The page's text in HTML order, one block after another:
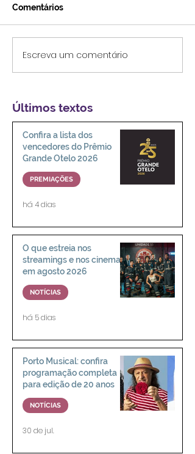
'O Diabo Veste Prada 2':
sim, a sequência
Comentários
Escreva um comentário
Últimos textos
Confira a lista dos
vencedores do Prêmio
Grande Otelo 2026
PREMIAÇÕES
há 4 dias
O que estreia nos
streamings e nos cinemas
em agosto 2026
NOTÍCIAS
há 5 dias
Porto Musical: confira
programação completa
para edição de 20 anos
NOTÍCIAS
30 de jul.